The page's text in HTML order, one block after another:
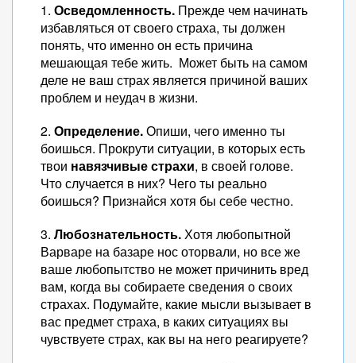
1. Осведомленность. Прежде чем начинать
избавляться от своего страха, ты должен
понять, что именно он есть причина
мешающая тебе жить. Может быть на самом
деле не ваш страх является причиной ваших
проблем и неудач в жизни.
2. Определение.Опиши, чего именно ты
боишься. Прокрути ситуации, в которых есть
твои навязчивые страхи, в своей голове.
Что случается в них? Чего ты реально
боишься? Признайся хотя бы себе честно.
3. Любознательность.Хотя любопытной
Варваре на базаре нос оторвали, но все же
ваше любопытство не может причинить вред
вам, когда вы собираете сведения о своих
страхах. Подумайте, какие мысли вызывает в
вас предмет страха, в каких ситуациях вы
чувствуете страх, как вы на него реагируете?